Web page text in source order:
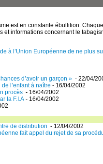
est en constante ébullition.
et informations concernant le
à l’Union Européenne de ne plus
d’avoir un garçon » - 22/04/
l’enfant à naître - 16/04/2002
procès - 16/04/2002
la F.I.A - 16/04/2002
de distribution - 12/04/2002
fait appel du rejet de sa